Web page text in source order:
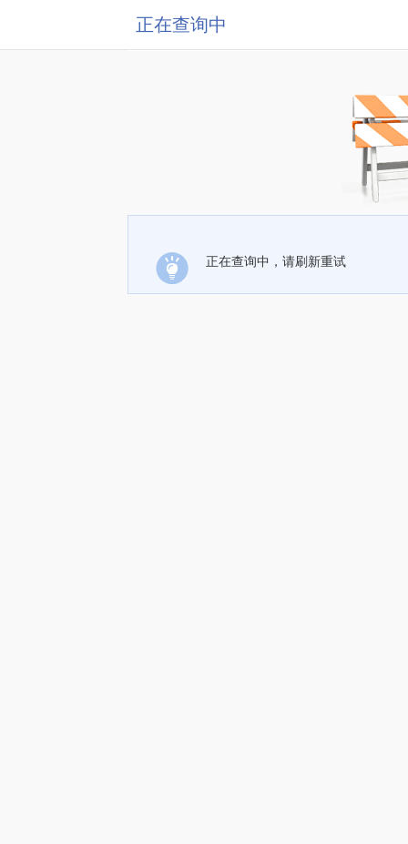
正在查询中
正在查询中，请刷新重试